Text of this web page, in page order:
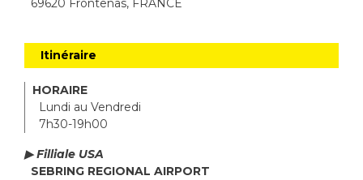
69620 Frontenas, FRANCE
Itinéraire
HORAIRE
Lundi au Vendredi
7h30-19h00
▶ Filliale USA
SEBRING REGIONAL AIRPORT